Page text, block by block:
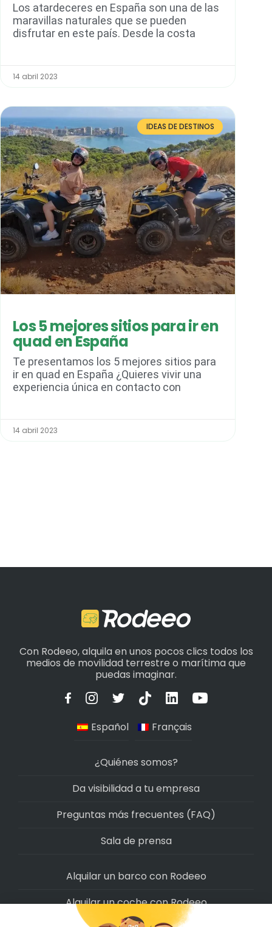
Los atardeceres en España son una de las
maravillas naturales que se pueden
disfrutar en este país. Desde la costa
14 abril 2023
IDEAS DE DESTINOS
Los 5 mejores sitios para ir en
quad en España
Te presentamos los 5 mejores sitios para
ir en quad en España ¿Quieres vivir una
experiencia única en contacto con
14 abril 2023
Con Rodeeo, alquila en unos pocos clics todos los
medios de movilidad terrestre o marítima que
puedas imaginar.
Español Français
¿Quiénes somos?
Da visibilidad a tu empresa
Preguntas más frecuentes (FAQ)
Sala de prensa
Alquilar un barco con Rodeeo
Alquilar un coche con Rodeeo